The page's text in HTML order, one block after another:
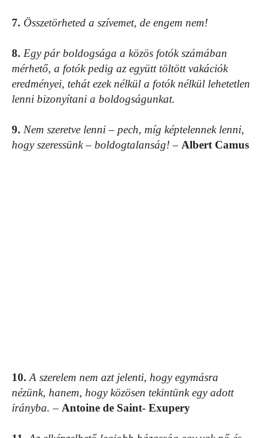
7. Összetörheted a szívemet, de engem nem!
8. Egy pár boldogsága a közös fotók számában
mérhető, a fotók pedig az együtt töltött vakációk
eredményei, tehát ezek nélkül a fotók nélkül lehetetlen
lenni bizonyítani a boldogságunkat.
9. Nem szeretve lenni – pech, míg képtelennek lenni,
hogy szeressünk – boldogtalanság!– Albert Camus
10. A szerelem nem azt jelenti, hogy egymásra
nézünk, hanem, hogy közösen tekintünk egy adott
irányba. – Antoine de Saint- Exupery